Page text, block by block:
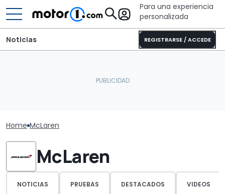
Para una experiencia
personalizada
REGISTRARSE / ACCEDE
Noticias
Home McLaren
McLaren
NOTICIAS PRUEBAS DESTACADOS VIDEOS